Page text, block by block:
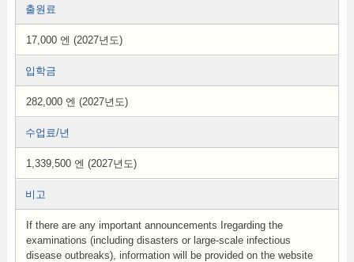
출원료
17,000 엔 (2027년도)
입학금
282,000 엔 (2027년도)
수업료/년
1,339,500 엔 (2027년도)
비고
If there are any important announcements Iregarding the
examinations (including disasters or large-scale infectious
disease outbreaks), information will be provided on the website